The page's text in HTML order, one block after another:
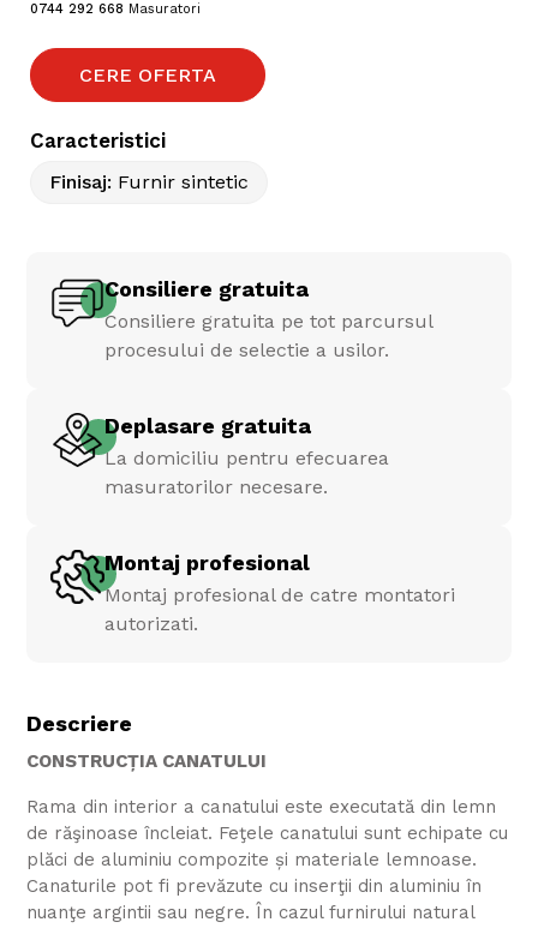
0744 292 668 Masuratori
CERE OFERTA
Caracteristici
Finisaj: Furnir sintetic
Consiliere gratuita
Consiliere gratuita pe tot parcursul
procesului de selectie a usilor.
Deplasare gratuita
La domiciliu pentru efecuarea
masuratorilor necesare.
Montaj profesional
Montaj profesional de catre montatori
autorizati.
Descriere
CONSTRUCȚIA CANATULUI
Rama din interior a canatului este executată din lemn
de răşinoase încleiat. Feţele canatului sunt echipate cu
plăci de aluminiu compozite și materiale lemnoase.
Canaturile pot fi prevăzute cu inserţii din aluminiu în
nuanţe argintii sau negre. În cazul furnirului natural